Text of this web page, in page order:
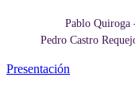
Pablo Quiroga
Pedro Castro
Presentación